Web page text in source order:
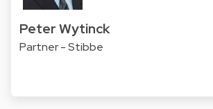
Peter Wytinck
Partner - Stibbe